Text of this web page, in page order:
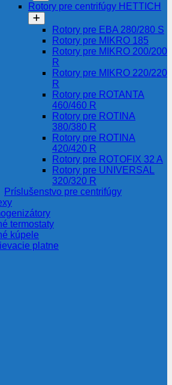
Rotory pre centrifúgy HETTICH
Rotory pre EBA 280/280 S
Rotory pre MIKRO 185
Rotory pre MIKRO 200/200
R
Rotory pre MIKRO 220/220
R
Rotory pre ROTANTA
460/460 R
Rotory pre ROTINA
380/380 R
Rotory pre ROTINA
420/420 R
Rotory pre ROTOFIX 32 A
Rotory pre UNIVERSAL
320/320 R
Príslušenstvo pre centrifúgy
termostaty
kúpele
platne